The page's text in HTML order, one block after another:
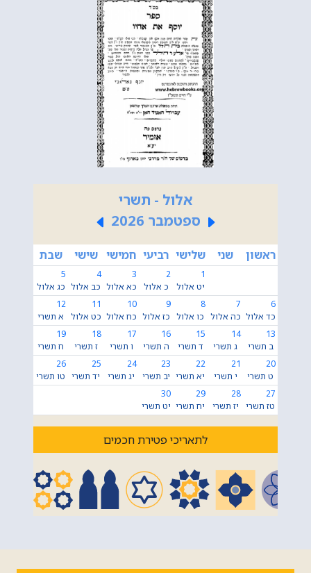
אלול - תשרי
ספטמבר 2026
ראשון שני שלישי רביעי חמישי שישי שבת
1
יט אלול
2
כ אלול
3
כא אלול
4
כב אלול
5
כג אלול
6
כד אלול
7
כה אלול
8
כו אלול
9
כז אלול
10
כח אלול
11
כט אלול
12
א תשרי
13
ב תשרי
14
ג תשרי
15
ד תשרי
16
ה תשרי
17
ו תשרי
18
ז תשרי
19
ח תשרי
20
ט תשרי
21
י תשרי
22
יא תשרי
23
יב תשרי
24
יג תשרי
25
יד תשרי
26
טו תשרי
27
טז תשרי
28
יז תשרי
29
יח תשרי
30
יט תשרי
לתאריכי פטירת חכמים